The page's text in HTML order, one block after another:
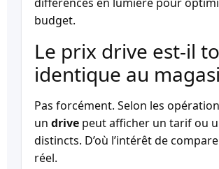
budget.
Le prix drive est-il
identique au
Pas forcément. Selon les
un drive peut afficher un tarif ou
distincts. D’où l’intérêt de
réel.